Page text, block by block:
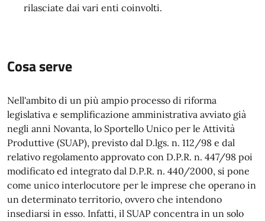
rilasciate dai vari enti coinvolti.
Cosa serve
Nell'ambito di un più ampio processo di riforma
legislativa e semplificazione amministrativa avviato già
negli anni Novanta, lo Sportello Unico per le Attività
Produttive (SUAP), previsto dal D.lgs. n. 112/98 e dal
relativo regolamento approvato con D.P.R. n. 447/98 poi
modificato ed integrato dal D.P.R. n. 440/2000, si pone
come unico interlocutore per le imprese che operano in
un determinato territorio, ovvero che intendono
insediarsi in esso. Infatti, il SUAP concentra in un solo